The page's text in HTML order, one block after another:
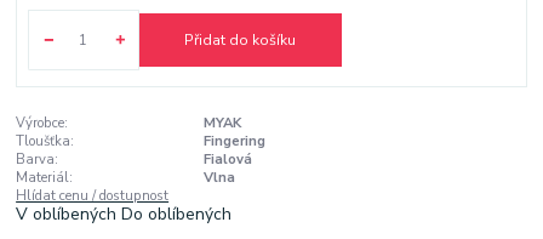
Přidat do košíku
Výrobce:
MYAK
Tloušťka:
Fingering
Barva:
Fialová
Materiál:
Vlna
Hlídat cenu / dostupnost
V oblíbenýchDo oblíbených